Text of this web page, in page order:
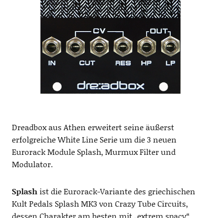
Dreadbox aus Athen erweitert seine äußerst
erfolgreiche White Line Serie um die 3 neuen
Eurorack Module Splash, Murmux Filter und
Modulator.
Splashist die Eurorack-Variante des griechischen
Kult Pedals Splash MK3 von Crazy Tube Circuits,